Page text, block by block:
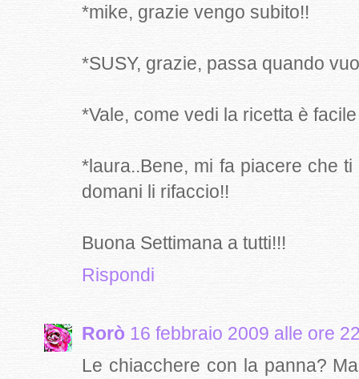
*mike, grazie vengo subito!!
*SUSY, grazie, passa quando
*Vale, come vedi la ricetta è
*laura..Bene, mi fa piacere che
domani li rifaccio!!
Buona Settimana a tutti!!!
Rispondi
Rorò 16 febbraio 2009 alle ore
Le chiacchere con la panna?